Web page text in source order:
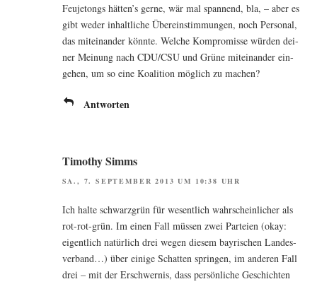
Feu­je­tongs hätten’s ger­ne, wär mal span­nend, bla, – aber es
gibt weder inhalt­li­che Über­ein­stim­mun­gen, noch Per­so­nal,
das mit­ein­an­der könn­te. Wel­che Kom­pro­mis­se wür­den dei­
ner Mei­nung nach CDU/CSU und Grü­ne mit­ein­an­der ein­
ge­hen, um so eine Koali­ti­on mög­lich zu machen?
Antworten
Timothy Simms
SA., 7. SEPTEMBER 2013 UM 10:38 UHR
Ich hal­te schwarz­grün für wesent­lich wahr­schein­li­cher als
rot-rot-grün. Im einen Fall müs­sen zwei Par­tei­en (okay:
eigent­lich natür­lich drei wegen die­sem bay­ri­schen Lan­des­
ver­band…) über eini­ge Schat­ten sprin­gen, im ande­ren Fall
drei – mit der Erschwer­nis, dass per­sön­li­che Geschich­ten